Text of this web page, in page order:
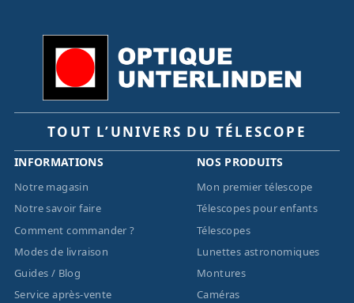
TOUT L’UNIVERS DU TÉLESCOPE
INFORMATIONS
Notre magasin
Notre savoir faire
Comment commander ?
Modes de livraison
Guides / Blog
Service après-vente
NOS PRODUITS
Mon premier télescope
Télescopes pour enfants
Télescopes
Lunettes astronomiques
Montures
Caméras